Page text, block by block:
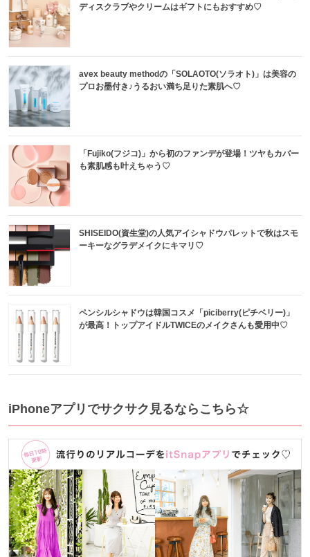
ディスクラブやクリームはギフトにもおすすめ♡
avex beauty methodの「SOLAOTO(ソラオト)」は美容の
プロお墨付き♪うるおい満ち足りた素肌へ♡
「Fujiko(フジコ)」から初のファンデが登場！ツヤもカバー
も素肌感も叶えちゃう♡
SHISEIDO(資生堂)の人気アイシャドウパレットで秋はスモ
ーキーなグラデメイクにキマリ♡
ペンシルシャドウは韓国コスメ「piciberry(ピチベリー)」
が最高！トップアイドルTWICEのメイクさんも愛用中♡
iPhoneアプリでサクサク見るならこちら☆